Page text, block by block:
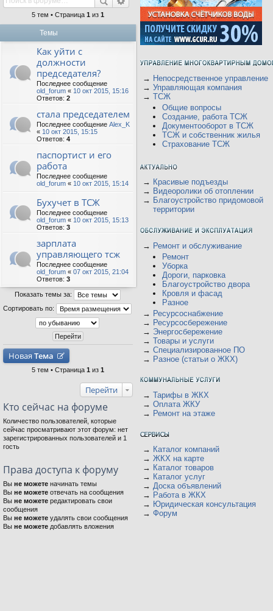
5 тем • Страница 1 из 1
Темы
Как уйти с
должности
председателя?
Последнее сообщение
old_forum « 10 окт 2015, 15:16
Ответов: 2
стала председателем
Последнее сообщение Alex_K
« 10 окт 2015, 15:15
Ответов: 4
паспортист и его
работа
Последнее сообщение
old_forum « 10 окт 2015, 15:14
Бухучет в ТСЖ
Последнее сообщение
old_forum « 10 окт 2015, 15:13
Ответов: 3
зарплата
управляющего тсж
Последнее сообщение
old_forum « 07 окт 2015, 21:04
Ответов: 3
Показать темы за:
Сортировать по:
Новая Тема
5 тем • Страница 1 из 1
Перейти
Кто сейчас на форуме
Количество пользователей, которые
сейчас просматривают этот форум: нет
зарегистрированных пользователей и 1
гость
Права доступа к форуму
Вы не можете начинать темы
Вы не можете отвечать на сообщения
Вы не можете редактировать свои
сообщения
Вы не можете удалять свои сообщения
Вы не можете добавлять вложения
→ Непосредственное управление
→ Управляющая компания
→ ТСЖ
Общие вопросы
Создание, работа ТСЖ
Документооборот в ТСЖ
ТСЖ и собственник жилья
Страхование ТСЖ
→ Красивые подъезды
→ Видеоролики об отоплении
→ Благоустройство придомовой
территории
→ Ремонт и обслуживание
Ремонт
Уборка
Дороги, парковка
Благоустройство двора
Кровля и фасад
Разное
→ Ресурсоснабжение
→ Ресурсосбережение
→ Энергосбережение
→ Товары и услуги
→ Специализированное ПО
→ Разное (статьи о ЖКХ)
→ Тарифы в ЖКХ
→ Оплата ЖКУ
→ Ремонт на этаже
→ Каталог компаний
→ ЖКХ на карте
→ Каталог товаров
→ Каталог услуг
→ Доска объявлений
→ Работа в ЖКХ
→ Юридическая консультация
→ Форум